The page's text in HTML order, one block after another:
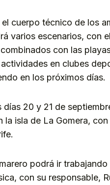
cuerpo técnico de los
varios escenarios, con
con las
en clubes
en los próximos días.
20 y 21 de
la isla de La Gomera,
podrá ir
con su responsable,